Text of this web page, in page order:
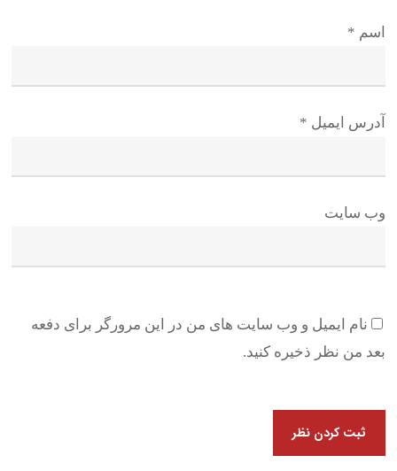
اسم *
آدرس ایمیل *
وب سایت
نام ایمیل و وب سایت های من در این مرورگر برای دفعه
بعد من نظر ذخیره کنید.